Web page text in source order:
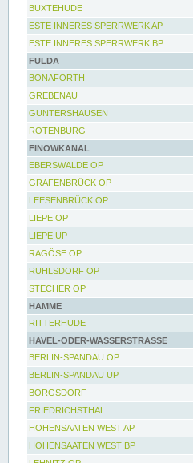
BUXTEHUDE
ESTE INNERES SPERRWERK AP
ESTE INNERES SPERRWERK BP
FULDA
BONAFORTH
GREBENAU
GUNTERSHAUSEN
ROTENBURG
FINOWKANAL
EBERSWALDE OP
GRAFENBRÜCK OP
LEESENBRÜCK OP
LIEPE OP
LIEPE UP
RAGÖSE OP
RUHLSDORF OP
STECHER OP
HAMME
RITTERHUDE
HAVEL-ODER-WASSERSTRASSE
BERLIN-SPANDAU OP
BERLIN-SPANDAU UP
BORGSDORF
FRIEDRICHSTHAL
HOHENSAATEN WEST AP
HOHENSAATEN WEST BP